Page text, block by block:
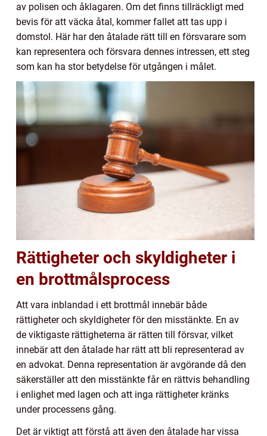
av polisen och åklagaren. Om det finns tillräckligt med
bevis för att väcka åtal, kommer fallet att tas upp i
domstol. Här har den åtalade rätt till en försvarare som
kan representera och försvara dennes intressen, ett steg
som kan ha stor betydelse för utgången i målet.
Rättigheter och skyldigheter i
en brottmålsprocess
Att vara inblandad i ett brottmål innebär både
rättigheter och skyldigheter för den misstänkte. En av
de viktigaste rättigheterna är rätten till försvar, vilket
innebär att den åtalade har rätt att bli representerad av
en advokat. Denna representation är avgörande då den
säkerställer att den misstänkte får en rättvis behandling
i enlighet med lagen och att inga rättigheter kränks
under processens gång.
Det är viktigt att förstå att även den åtalade har vissa